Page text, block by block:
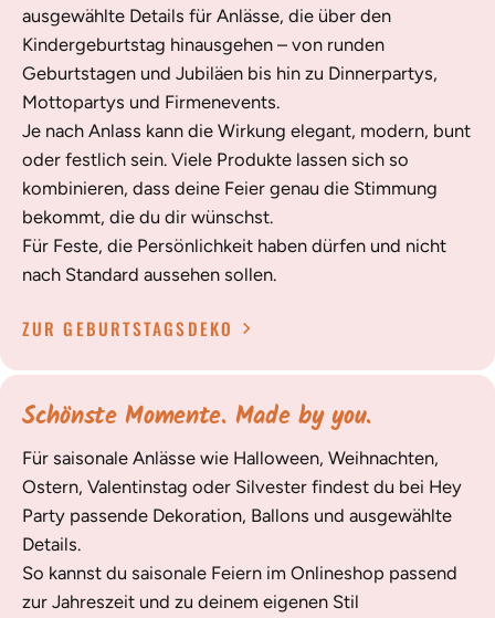
ausgewählte Details für Anlässe, die über den
Kindergeburtstag hinausgehen – von runden
Geburtstagen und Jubiläen bis hin zu Dinnerpartys,
Mottopartys und Firmenevents.
Je nach Anlass kann die Wirkung elegant, modern, bunt
oder festlich sein. Viele Produkte lassen sich so
kombinieren, dass deine Feier genau die Stimmung
bekommt, die du dir wünschst.
Für Feste, die Persönlichkeit haben dürfen und nicht
nach Standard aussehen sollen.
ZUR GEBURTSTAGSDEKO
Schönste Momente. Made by you.
Für saisonale Anlässe wie Halloween, Weihnachten,
Ostern, Valentinstag oder Silvester findest du bei Hey
Party passende Dekoration, Ballons und ausgewählte
Details.
So kannst du saisonale Feiern im Onlineshop passend
zur Jahreszeit und zu deinem eigenen Stil